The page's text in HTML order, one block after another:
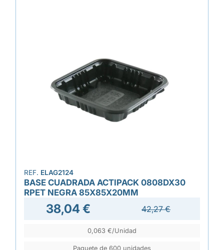
REF. ELAG2124
BASE CUADRADA ACTIPACK 0808DX30
RPET NEGRA 85X85X20MM
38,04 € 42,27 €
0,063 €/Unidad
Paquete de 600 unidades